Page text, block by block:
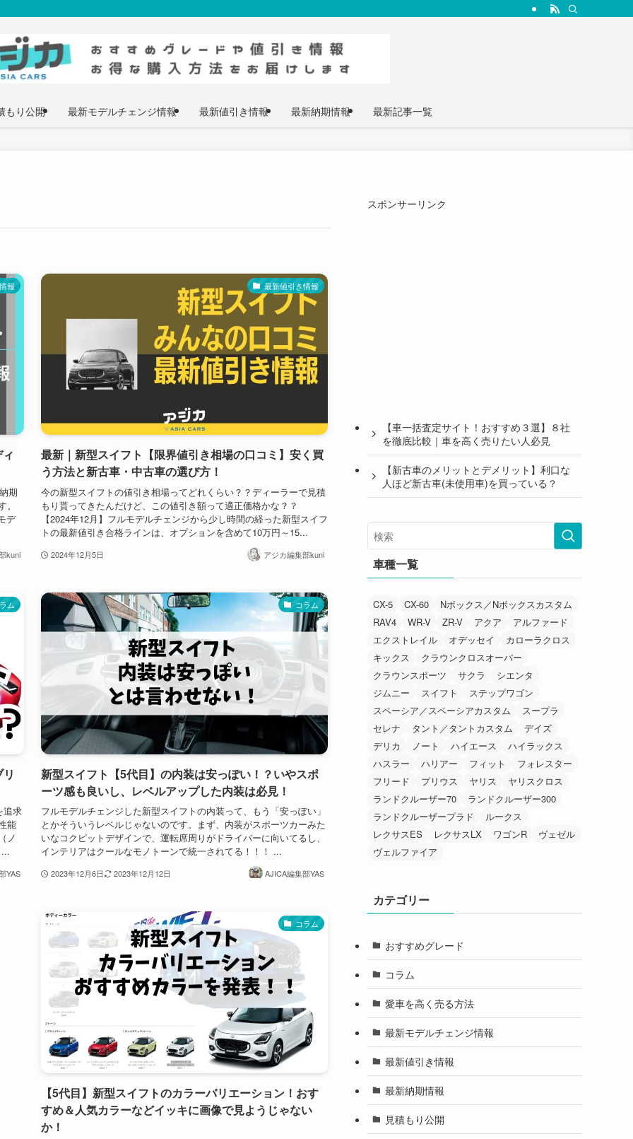
もり公開 最新モデルチェンジ情報 最新値引き情報 最新納期情報 最新記事一覧
報
期
デ
kuni
最新値引き情報
最新｜新型スイフト【限界値引き相場の口コミ】安く買
う方法と新古車・中古車の選び方！
今の新型スイフトの値引き相場ってどれくらい？？ディーラーで見積
もり貰ってきたんだけど、この値引き額って適正価格かな？？
【2024年12月】フルモデルチェンジから少し時間の経った新型スイフ
トの最新値引き合格ラインは、オプションを含めて10万円～15...
2024年12月5日 アジカ編集部kuni
ム
追求
能
ノ
YAS
コラム
新型スイフト【5代目】の内装は安っぽい！？いやスポ
ーツ感も良いし、レベルアップした内装は必見！
フルモデルチェンジした新型スイフトの内装って、もう「安っぽい」
とかそういうレベルじゃないのです。まず、内装がスポーツカーみた
いなコクピットデザインで、運転席周りがドライバーに向いてるし、
インテリアはクールなモノトーンで統一されてる！！！ ...
2023年12月6日 2023年12月12日 AJICA編集部YAS
コラム
【5代目】新型スイフトのカラーバリエーション！おす
すめ＆人気カラーなどイッキに画像で見ようじゃない
か！
スポンサーリンク
【車一括査定サイト！おすすめ３選】８社
を徹底比較｜車を高く売りたい人必見
【新古車のメリットとデメリット】利口な
人ほど新古車(未使用車)を買っている？
車種一覧
CX-5 CX-60
Nボックス／Nボックスカスタム
RAV4
WR-V ZR-V アクア
アルファード
エクストレイル
オデッセイ
カローラクロス
キックス
クラウンクロスオーバー
クラウンスポーツ
サクラ
シエンタ
ジムニー
スイフト
ステップワゴン
スペーシア／スペーシアカスタム
スープラ
セレナ
タント／タントカスタム
デイズ
デリカ
ノート ハイエース
ハイラックス
ハスラー
ハリアー フィット
フォレスター
フリード
プリウス ヤリス
ヤリスクロス
ランドクルーザー70
ランドクルーザー300
ランドクルーザープラド
ルークス
レクサスES
レクサスLX ワゴンR
ヴェゼル
ヴェルファイア
カテゴリー
おすすめグレード
コラム
愛車を高く売る方法
最新モデルチェンジ情報
最新値引き情報
最新納期情報
見積もり公開